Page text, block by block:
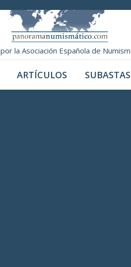
la Asociación Española de
ARTÍCULOS SUBASTAS